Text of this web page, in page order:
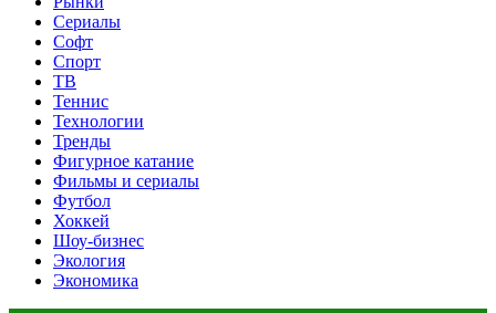
Сериалы
Софт
Спорт
ТВ
Теннис
Технологии
Тренды
Фигурное катание
Фильмы и сериалы
Футбол
Хоккей
Шоу-бизнес
Экология
Экономика